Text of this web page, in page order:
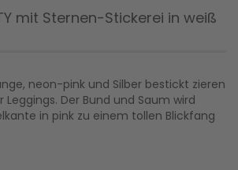
mit Sternen-Stickerei in weiß
neon-pink und Silber bestickt zieren
Der Bund und Saum wird
in pink zu einem tollen Blickfang